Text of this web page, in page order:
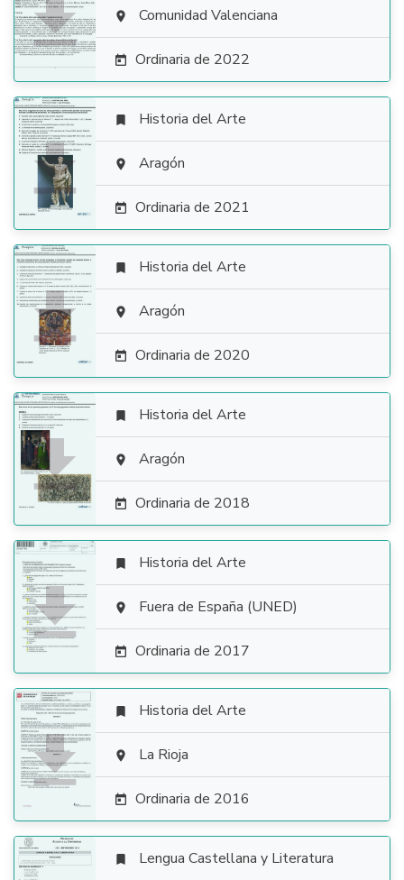
  Comunidad Valenciana
 Ordinaria de 2022

 Historia del Arte
 Aragón
 Ordinaria de 2021

 Historia del Arte
 Aragón
 Ordinaria de 2020

 Historia del Arte
 Aragón
 Ordinaria de 2018

 Historia del Arte
 Fuera de España (UNED)
 Ordinaria de 2017

 Historia del Arte
 La Rioja
 Ordinaria de 2016
 Lengua Castellana y Literatura